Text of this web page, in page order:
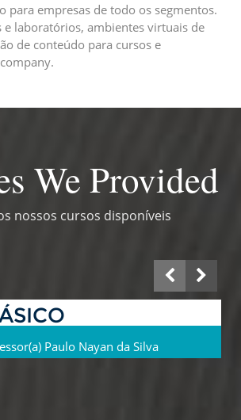
para empresas de todo os segmentos.
e laboratórios, ambientes virtuais de
de conteúdo para cursos e
We Provided
nossos cursos disponíveis
Paulo Nayan da Silva